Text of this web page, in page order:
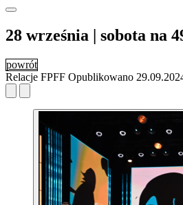
28 września | sobota na
powrót
Relacje FPFF Opublikowano